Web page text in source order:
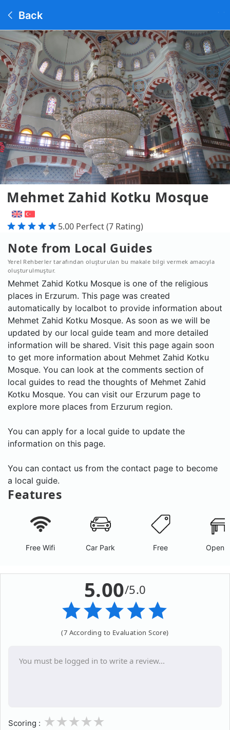
Back
Mehmet Zahid Kotku Mosque
5.00 Perfect (7 Rating)
Note from Local Guides
Yerel Rehberler tarafından oluşturulan bu makale bilgi vermek amacıyla
oluşturulmuştur.
Mehmet Zahid Kotku Mosque is one of the religious
places in Erzurum. This page was created
automatically by localbot to provide information about
Mehmet Zahid Kotku Mosque. As soon as we will be
updated by our local guide team and more detailed
information will be shared. Visit this page again soon
to get more information about Mehmet Zahid Kotku
Mosque. You can look at the comments section of
local guides to read the thoughts of Mehmet Zahid
Kotku Mosque. You can visit our Erzurum page to
explore more places from Erzurum region.
You can apply for a local guide to update the
information on this page.
You can contact us from the contact page to become
a local guide.
Features
Free Wifi Car Park Free Open
5.00/5.0
(7 According to Evaluation Score)
Scoring : 3
2
1